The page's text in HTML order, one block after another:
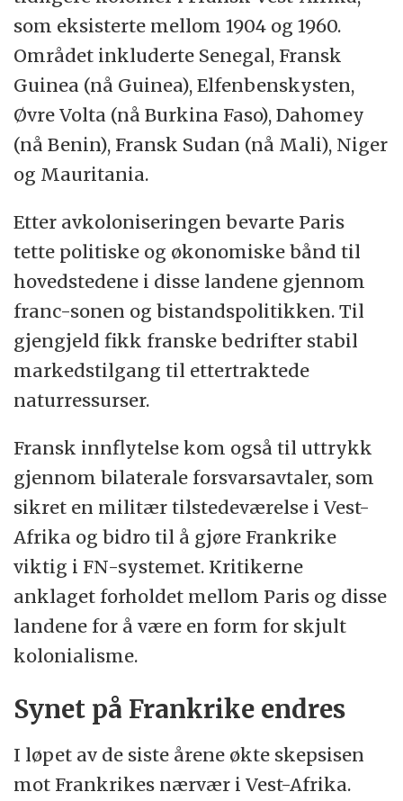
som eksisterte mellom 1904 og 1960.
Området inkluderte Senegal, Fransk
Guinea (nå Guinea), Elfenbenskysten,
Øvre Volta (nå Burkina Faso), Dahomey
(nå Benin), Fransk Sudan (nå Mali), Niger
og Mauritania.
Etter avkoloniseringen bevarte Paris
tette politiske og økonomiske bånd til
hovedstedene i disse landene gjennom
franc-sonen og bistandspolitikken. Til
gjengjeld fikk franske bedrifter stabil
markedstilgang til ettertraktede
naturressurser.
Fransk innflytelse kom også til uttrykk
gjennom bilaterale forsvarsavtaler, som
sikret en militær tilstedeværelse i Vest-
Afrika og bidro til å gjøre Frankrike
viktig i FN-systemet. Kritikerne
anklaget forholdet mellom Paris og disse
landene for å være en form for skjult
kolonialisme.
Synet på Frankrike endres
I løpet av de siste årene økte skepsisen
mot Frankrikes nærvær i Vest-Afrika.